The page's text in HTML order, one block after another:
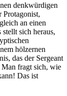
denkwürdigen
Protagonist,
an einen
sich heraus,
hölzernen
das der Sergeant
Man fragt sich, wie
Das ist